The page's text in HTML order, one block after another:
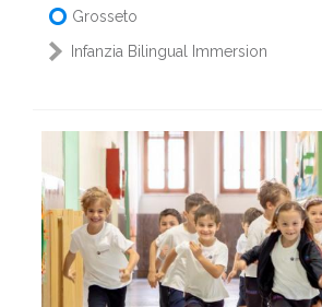
Grosseto
Infanzia Bilingual Immersion